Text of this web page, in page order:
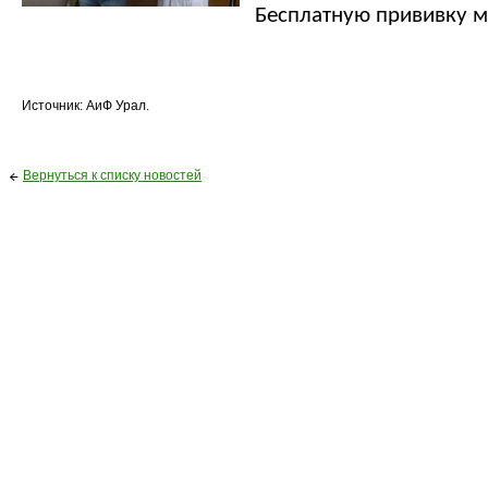
Бесплатную прививку
Источник: АиФ Урал.
Вернуться к списку новостей